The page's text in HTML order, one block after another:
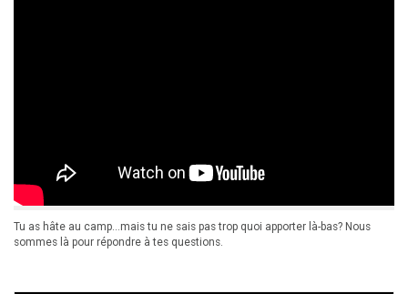
Tu as hâte au camp…mais tu ne sais pas trop quoi apporter là-bas? Nous
sommes là pour répondre à tes questions.